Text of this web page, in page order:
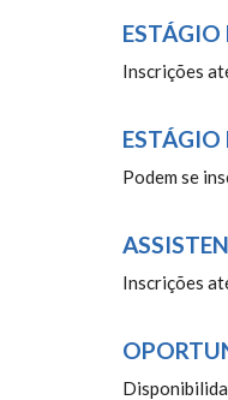
ESTÁGIO
Inscrições
ESTÁGIO
Podem se
Inscrições